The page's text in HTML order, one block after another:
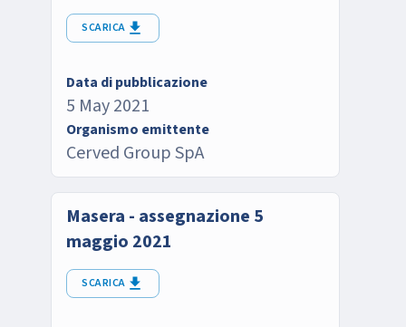
SCARICA
Data di pubblicazione
5 May 2021
Organismo emittente
Cerved Group SpA
Masera - assegnazione 5
maggio 2021
SCARICA